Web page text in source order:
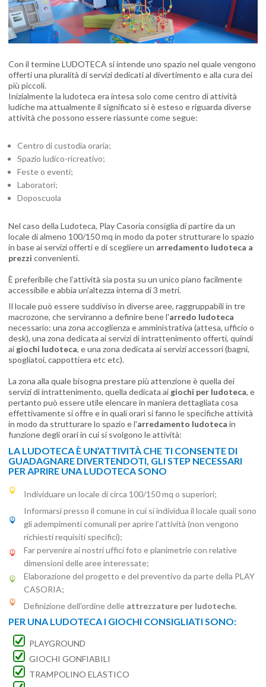
Con il termine LUDOTECA si intende uno spazio nel quale vengono
offerti una pluralità di servizi dedicati al divertimento e alla cura dei
più piccoli.
Inizialmente la ludoteca era intesa solo come centro di attività
ludiche ma attualmente il significato si è esteso e riguarda diverse
attività che possono essere riassunte come segue:
Centro di custodia oraria;
Spazio ludico-ricreativo;
Feste o eventi;
Laboratori;
Doposcuola
Nel caso della Ludoteca, Play Casoria consiglia di partire da un
locale di almeno 100/150 mq in modo da poter strutturare lo spazio
in base ai servizi offerti e di scegliere un arredamento ludoteca a
prezzi convenienti.
È preferibile che l’attività sia posta su un unico piano facilmente
accessibile e abbia un’altezza interna di 3 metri.
Il locale può essere suddiviso in diverse aree, raggruppabili in tre
macrozone, che serviranno a definire bene l'arredo ludoteca
necessario: una zona accoglienza e amministrativa (attesa, ufficio o
desk), una zona dedicata ai servizi di intrattenimento offerti, quindi
ai giochi ludoteca, e una zona dedicata ai servizi accessori (bagni,
spogliatoi, cappottiera etc etc).
La zona alla quale bisogna prestare più attenzione è quella dei
servizi di intrattenimento, quella dedicata ai giochi per ludoteca, e
pertanto può essere utile elencare in maniera dettagliata cosa
effettivamente si offre e in quali orari si fanno le specifiche attività
in modo da strutturare lo spazio e l'arredamento ludoteca in
funzione degli orari in cui si svolgono le attività:
LA LUDOTECA È UN’ATTIVITÀ CHE TI CONSENTE DI
GUADAGNARE DIVERTENDOTI, GLI STEP NECESSARI
PER APRIRE UNA LUDOTECA SONO
Individuare un locale di circa 100/150 mq o superiori;
Informarsi presso il comune in cui si individua il locale quali sono
gli adempimenti comunali per aprire l’attività (non vengono
richiesti requisiti specifici);
Far pervenire ai nostri uffici foto e planimetrie con relative
dimensioni delle aree interessate;
Elaborazione del progetto e del preventivo da parte della PLAY
CASORIA;
Definizione dell’ordine delle attrezzature per ludoteche.
PER UNA LUDOTECA I GIOCHI CONSIGLIATI SONO:
PLAYGROUND
GIOCHI GONFIABILI
TRAMPOLINO ELASTICO